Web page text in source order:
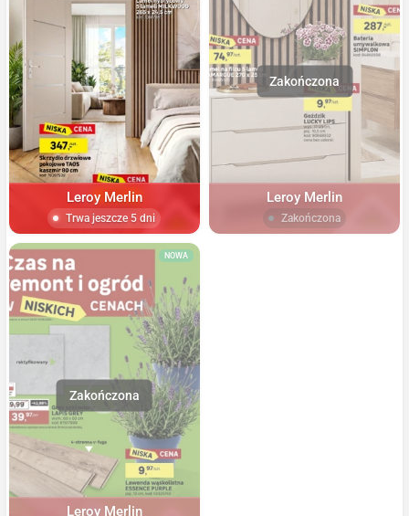
Leroy Merlin
Trwa jeszcze 5 dni
Leroy Merlin
Zakończona
NOWA
Leroy Merlin